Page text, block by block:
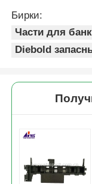
Бирки:
Части для
Diebold